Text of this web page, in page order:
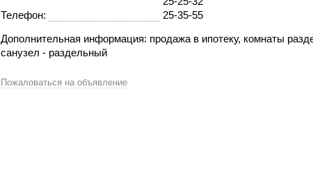
Телефон:
25-35-55
Дополнительная информация: продажа в ипотеку, комнаты
санузел - раздельный
Пожаловаться на объявление